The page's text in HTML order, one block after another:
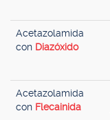
Acetazolamida
con Diazóxido
Acetazolamida
con Flecainida